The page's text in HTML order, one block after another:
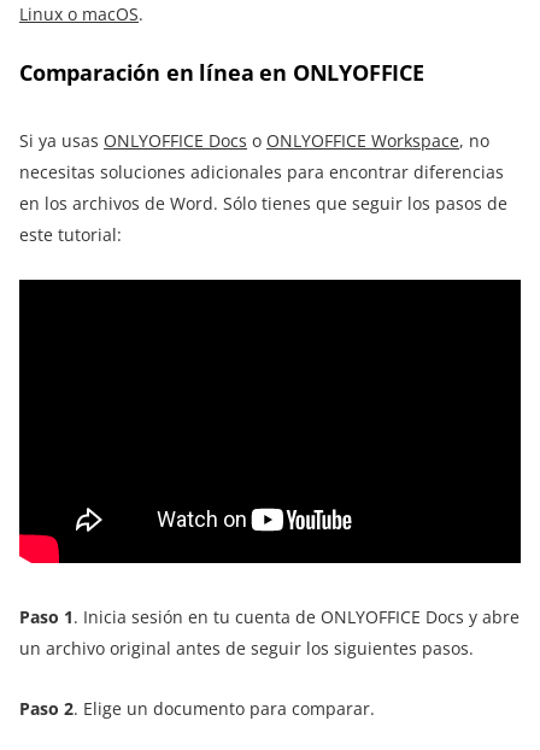
Linux o macOS.
Comparación en línea en ONLYOFFICE
Si ya usas ONLYOFFICE Docs o ONLYOFFICE Workspace, no
necesitas soluciones adicionales para encontrar diferencias
en los archivos de Word. Sólo tienes que seguir los pasos de
este tutorial:
Paso 1. Inicia sesión en tu cuenta de ONLYOFFICE Docs y abre
un archivo original antes de seguir los siguientes pasos.
Paso 2. Elige un documento para comparar.